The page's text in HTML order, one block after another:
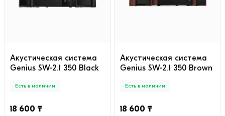
Акустическая система
Genius SW-2.1 350 Black
Есть в наличии
18 600 ₸
Акустическая система
Genius SW-2.1 350 Brown
Есть в наличии
18 600 ₸